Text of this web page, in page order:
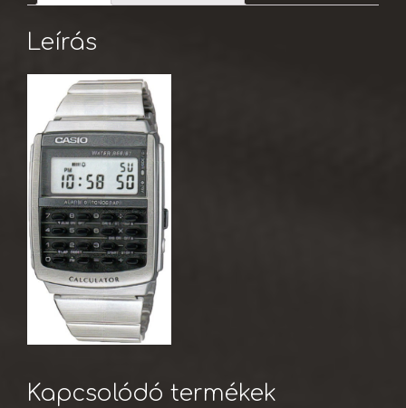
Leírás
Kapcsolódó termékek